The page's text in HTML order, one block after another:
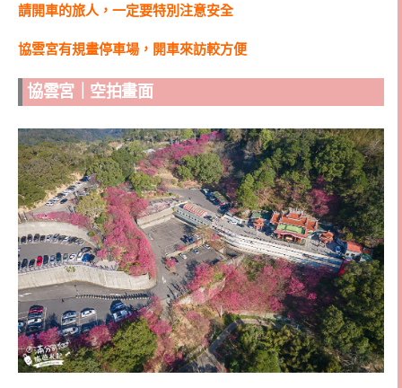
請開車的旅人，一定要特別注意安全
協雲宮有規畫停車場，開車來訪較方便
協雲宮｜空拍畫面